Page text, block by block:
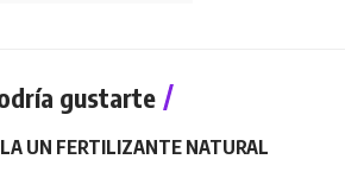
gustarte
UN FERTILIZANTE NATURAL